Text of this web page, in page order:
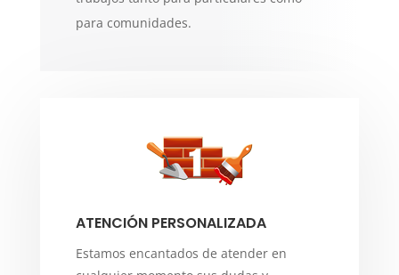
para comunidades.
ATENCIÓN PERSONALIZADA
Estamos encantados de atender en